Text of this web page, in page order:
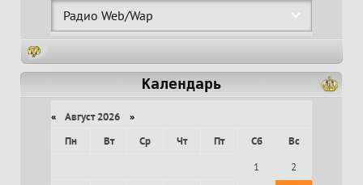
Календарь
« Август 2026 »
Пн
Вт Ср Чт Пт Сб
Вс
1
2